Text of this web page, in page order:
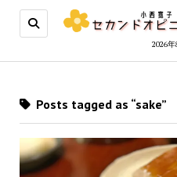
2026年
Posts tagged as “sake”